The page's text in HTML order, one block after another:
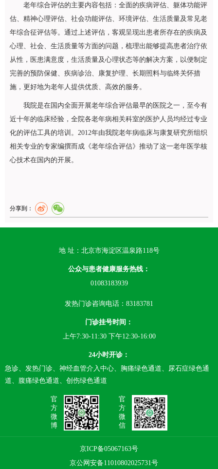
老年综合评估的主要内容包括：全面的疾病评估、躯体功能评
估、精神心理评估、社会功能评估、环境评估、生活质量及常见老
年综合征评估等。通过上述评估，客观呈现出患者所存在的疾病及
心理、社会、生活质量等方面的问题，梳理出能够提高患者治疗依
从性，医患满意度，生活质量及心理状态等的解决方案，以便制定
完善的预防保健、疾病诊治、康复护理、长期照料与临终关怀措
施，更好地为老年人提供优质、高效的服务。
我院是在国内全面开展老年综合评估最早的医院之一，至今有
近十年的临床经验，全院各老年病相关科室的医护人员均经过专业
化的评估工具的培训。2012年由我院老年病临床与康复研究所组织
相关专业的专家编撰而成《老年综合评估》推动了这一老年医学核
心技术在国内的开展。
分享到：
地 址：北京市海淀区温泉路118号
公众与患者健康服务热线：
01083183939
发热门诊咨询电话：83183781
门诊挂号时间：
上午7:30-11:30 下午12:30-16:00
24小时开诊：
急诊、发热门诊、神经血管介入中心、胸痛绿色通道、尿石症绿色通
道、腹痛绿色通道、创伤绿色通道
官
方
微
博
官
方
微
信
京ICP备05067163号
京公网安备11010802025731号